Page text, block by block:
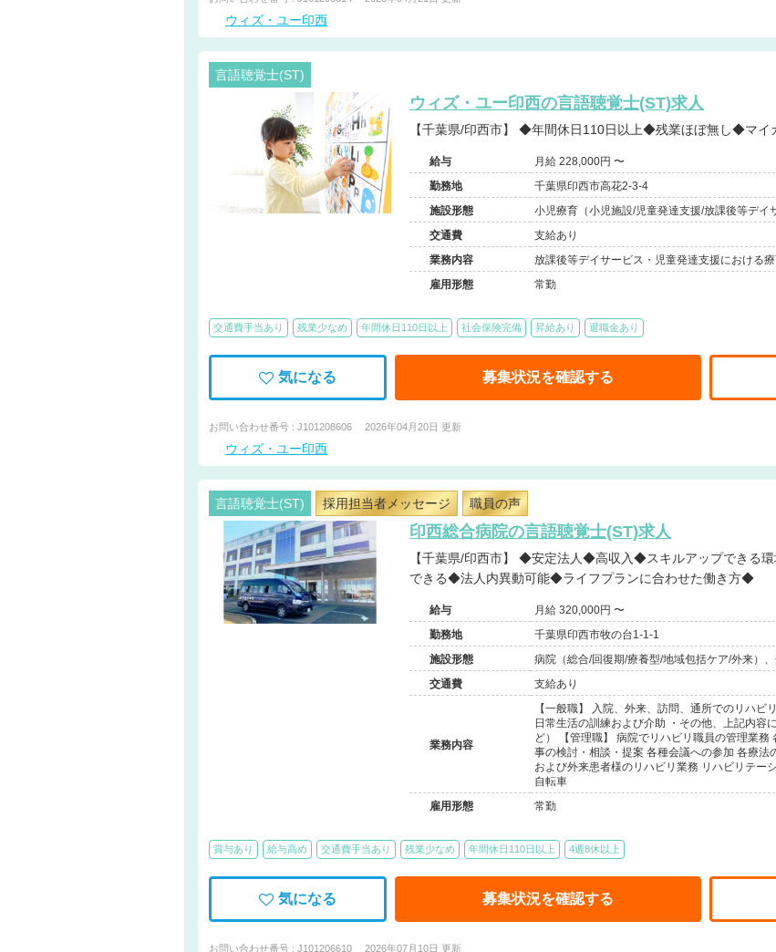
ウィズ・ユー印西
言語聴覚士(ST)
ウィズ・ユー印西の言語聴覚士(ST)求人
【千葉県/印西市】 ◆年間休日110日以上◆残業ほぼ無し◆
給与
月給 228,000円 〜
勤務地
千葉県印西市高花2-3-4
施設形態
小児療育（小児施設/児童発達支援/放課後等デイ
交通費
支給あり
業務内容
放課後等デイサービス・児童発達支援における
雇用形態
常勤
交通費手当あり 残業少なめ 年間休日110日以上 社会保険完備 昇給あり 退職金あり
気になる 募集状況を確認する
お問い合わせ番号 : J101208606 2026年04月20日 更新
ウィズ・ユー印西
言語聴覚士(ST) 採用担当者メッセージ 職員の声
印西総合病院の言語聴覚士(ST)求人
【千葉県/印西市】 ◆安定法人◆高収入◆スキルアップできる環境◆福利厚生充実◆幅広いステージで活躍
できる◆法人内異動可能◆ライフプランに合わせた働き方◆
給与
月給 320,000円 〜
勤務地
千葉県印西市牧の台1-1-1
施設形態
病院（総合/回復期/療養型/地域包括ケア/外来）
交通費
支給あり
業務内容
【一般職】 入院、外来、訪問、通所でのリハビ
日常生活の訓練および介助 ・その他、上記内
ど） 【管理職】 病院でリハビリ職員の管理業
事の検討・相談・提案 各種会議への参加 各療
および外来患者様のリハビリ業務 リハビリテー
自転車
雇用形態
常勤
賞与あり 給与高め 交通費手当あり 残業少なめ 年間休日110日以上 4週8休以上
気になる 募集状況を確認する
お問い合わせ番号 : J101206610 2026年07月10日 更新